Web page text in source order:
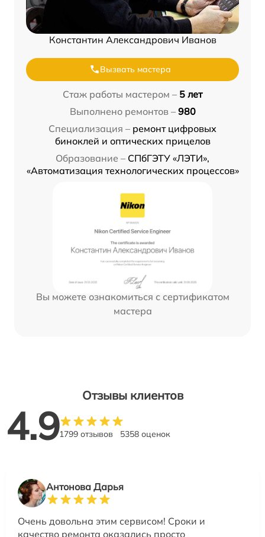
Константин Александрович Иванов
Вызвать мастера
Стаж работы мастером – 5 лет
Выполнено ремонтов – 980
Специализация – ремонт цифровых
биноклей и оптических прицелов
Образование – СПбГЭТУ «ЛЭТИ»,
«Автоматизация технологических процессов»
Вы можете ознакомиться с сертификатом
мастера
Отзывы клиентов
4.91799 отзывов 5358 оценок
Антонова Дарья
Очень довольна этим сервисом! Сроки и
качество ремонта оказались просто